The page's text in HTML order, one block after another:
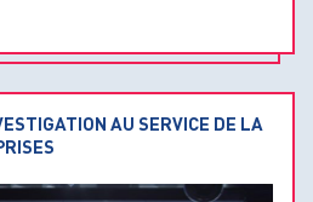
AU SERVICE DE LA